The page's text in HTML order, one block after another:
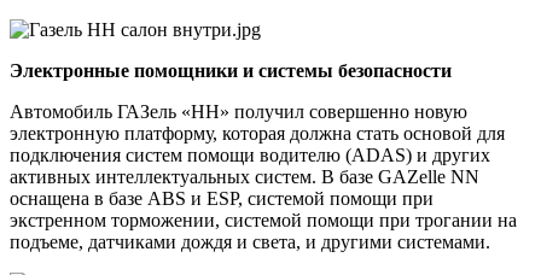
Электронные помощники и системы безопасности
Автомобиль ГАЗель «НН» получил совершенно новую
электронную платформу, которая должна стать основой для
подключения систем помощи водителю (ADAS) и других
активных интеллектуальных систем. В базе GAZelle NN
оснащена в базе ABS и ESP, системой помощи при
экстренном торможении, системой помощи при трогании на
подъеме, датчиками дождя и света, и другими системами.